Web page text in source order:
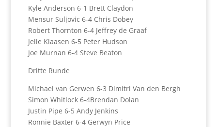
Kyle Anderson 6-1 Brett Claydon
Mensur Suljovic 6-4 Chris Dobey
Robert Thornton 6-4 Jeffrey de Graaf
Jelle Klaasen 6-5 Peter Hudson
Joe Murnan 6-4 Steve Beaton
Dritte Runde
Michael van Gerwen 6-3 Dimitri Van den Bergh
Simon Whitlock 6-4Brendan Dolan
Justin Pipe 6-5 Andy Jenkins
Ronnie Baxter 6-4 Gerwyn Price